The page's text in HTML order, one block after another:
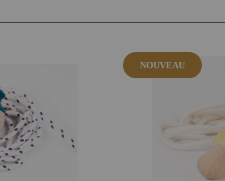
NOUVEAU